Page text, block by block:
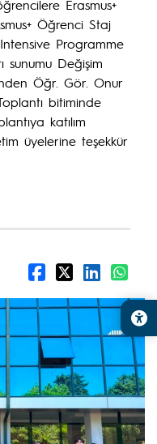
Erasmus+
Öğrenci Staj
Programme
sunumu Değişim
Öğr. Gör. Onur
bitiminde
katılım
üyelerine teşekkür